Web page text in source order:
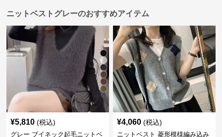
ニットベストグレーのおすすめアイテム
¥5,810 (税込)
グレー ブイネック起毛ニットベ
¥4,060 (税込)
ニットベスト 菱形模様編み込み